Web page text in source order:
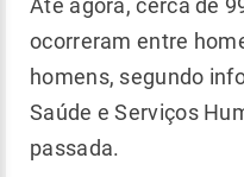
Até agora, cerca de
ocorreram entre
homens, segundo
Saúde e Serviços
passada.